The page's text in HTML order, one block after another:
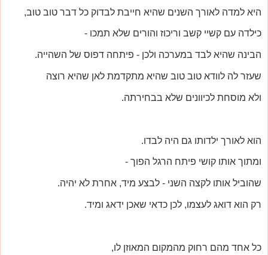
היא למדה לאורך השנים שהיא חייבת לבדוק כל דבר טוב טוב,
כילדה עם קשיי קשב וריכוז והורים שלא תמכו -
הבינה שהיא לבד במערכה ולכן - פיתחה דפוס של השהייה.
שעזר לה לוודא טוב טוב שהיא מתקדמת לאן שהיא רוצה
ולא מוסחת לכיוונים שלא בבחירתה.
הוא לאורך ילדותו גם היה לבדו.
ומתוך אותו קושי פיתח הרגל הפוך -
שהוביל אותו לקצה השני - לבצע מיד, אחרת לא יהיה.
רק הוא דואג לעצמו, לכן כדאי שאכן ידאג ומיד.
כל אחד מהם רחוק מהמקום המאוזן לו,